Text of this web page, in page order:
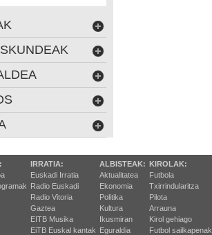
IRRATIA:
Euskadi Irratia
Radio Euskadi
Radio Vitoria
Gaztea
EITB Musika
EiTB Euskal kantak
ALBISTEAK:
Aktualitatea
Ekonomia
Politika
Kultura
Ikusmiran
Eguraldia
KIROLAK:
Futbola
Txirrindularitza
Pilota
Arrauna
Kirol gehiago
Futbol sailkapenak